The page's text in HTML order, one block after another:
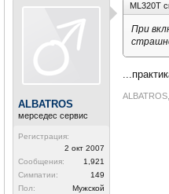
ALBATROS
мерседес сервис
Регистрация:
2 окт 2007
Сообщения:
1,921
Симпатии:
149
Пол:
Мужской
ML320T
При
ALBATROS